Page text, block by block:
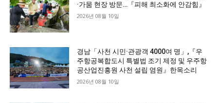
·가뭄 현장 방문…『피해 최소화에 안감힘』
2026년 08월 10일
경남「사천 시민·관광객 4000여 명」,『우
주항공복합도시 특별법 조기 제정 및 우주항
공산업진흥원 사천 설립 염원』한목소리
2026년 08월 10일